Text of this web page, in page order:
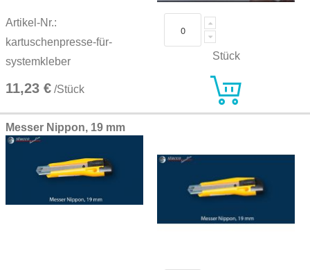
Artikel-Nr.:
kartuschenpresse-für-
systemkleber
11,23 € /Stück
Stück
Messer Nippon, 19 mm